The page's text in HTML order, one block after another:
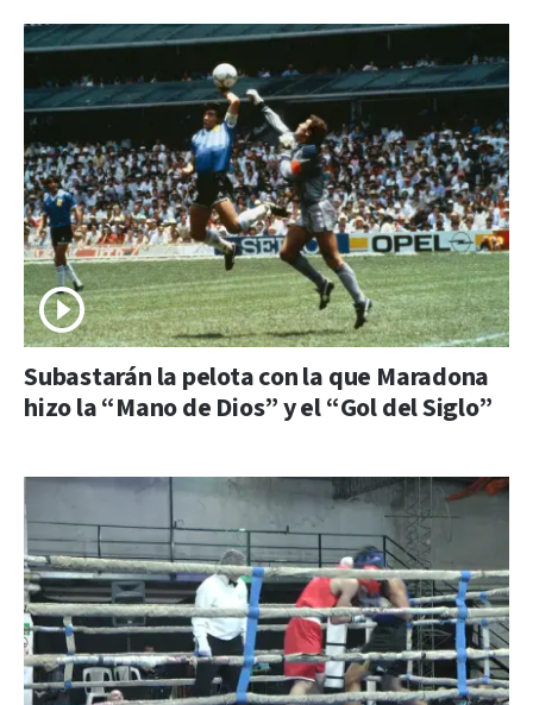
Subastarán la pelota con la que Maradona
hizo la “Mano de Dios” y el “Gol del Siglo”